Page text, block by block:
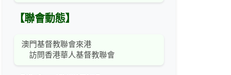
【聯會動態】
澳門基督教聯會來港
訪問香港華人基督教聯會